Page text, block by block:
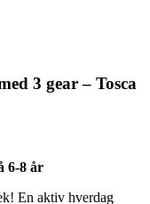
3 gear – Tosca
6-8 år
En aktiv hverdag